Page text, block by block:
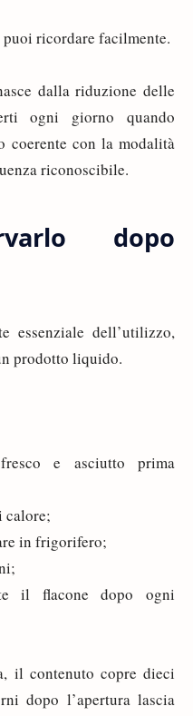
ricordare facilmente.
dalla riduzione delle
ogni giorno quando
coerente con la modalità
riconoscibile.
dopo
essenziale dell’utilizzo,
prodotto liquido.
e asciutto prima
calore;
in frigorifero;
il flacone dopo ogni
il contenuto copre dieci
dopo l’apertura lascia